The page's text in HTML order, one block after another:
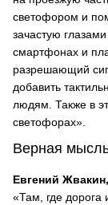
светофором и
зачастую
смартфонах и
разрешающий
добавить
людям. Также в
светофорах».
Верная
Евгений
«Там, где дорога